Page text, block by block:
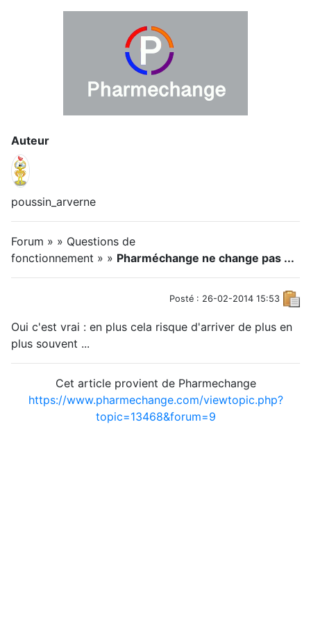
Auteur
poussin_arverne
Forum » » Questions de
fonctionnement » » Pharméchange ne change pas ...
Posté : 26-02-2014 15:53
Oui c'est vrai : en plus cela risque d'arriver de plus en
plus souvent ...
Cet article provient de Pharmechange
https://www.pharmechange.com/viewtopic.php?
topic=13468&forum=9